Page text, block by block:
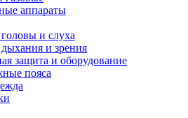
аппараты
и слуха
и зрения
защита и оборудование
пояса